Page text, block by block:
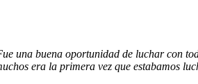
una buena oportunidad de luchar con
era la primera vez que estabamos